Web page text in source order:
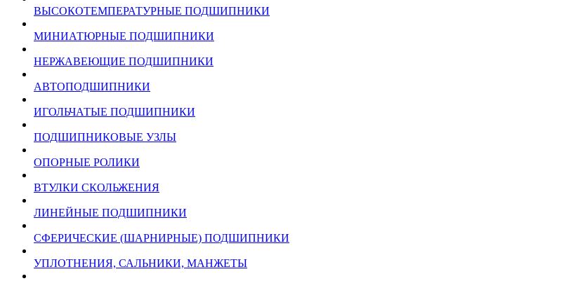
ВЫСОКОТЕМПЕРАТУРНЫЕ ПОДШИПНИКИ
МИНИАТЮРНЫЕ ПОДШИПНИКИ
НЕРЖАВЕЮЩИЕ ПОДШИПНИКИ
АВТОПОДШИПНИКИ
ИГОЛЬЧАТЫЕ ПОДШИПНИКИ
ПОДШИПНИКОВЫЕ УЗЛЫ
ОПОРНЫЕ РОЛИКИ
ВТУЛКИ СКОЛЬЖЕНИЯ
ЛИНЕЙНЫЕ ПОДШИПНИКИ
СФЕРИЧЕСКИЕ (ШАРНИРНЫЕ) ПОДШИПНИКИ
УПЛОТНЕНИЯ, САЛЬНИКИ, МАНЖЕТЫ